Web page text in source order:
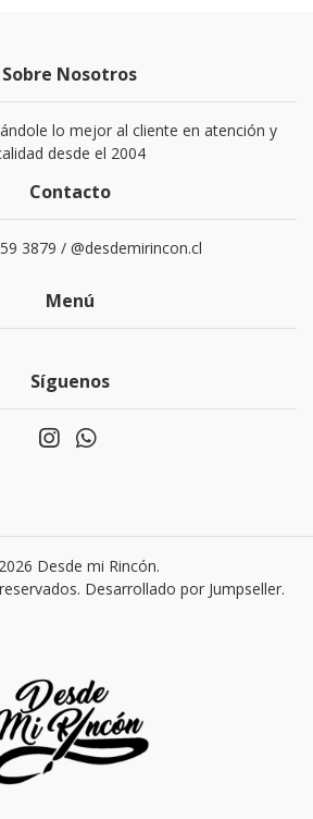
Sobre Nosotros
lo mejor al cliente en atención y
desde el 2004
Contacto
3879 / @desdemirincon.cl
Menú
Síguenos
Desde mi Rincón.
Desarrollado por Jumpseller.